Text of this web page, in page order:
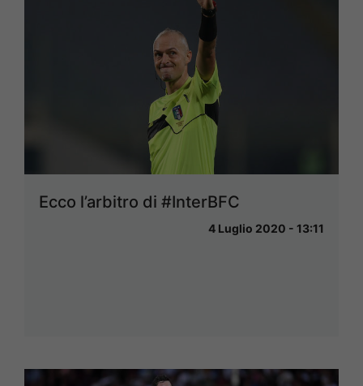
Ecco l’arbitro di #InterBFC
4 Luglio 2020 - 13:11